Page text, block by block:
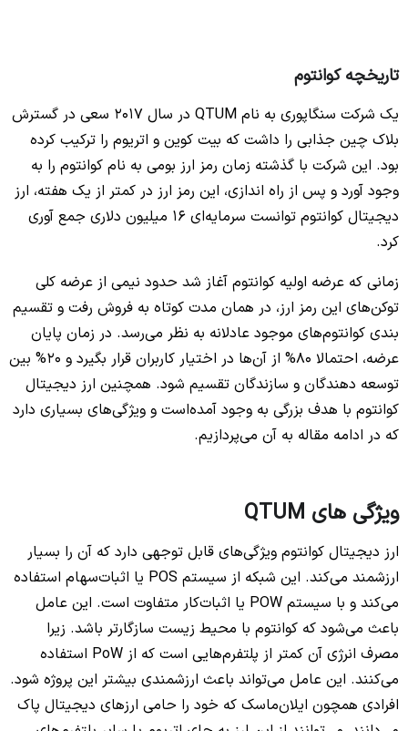
تاریخچه کوانتوم
یک شرکت سنگاپوری به نام QTUM در سال 2017 سعی در گسترش
بلاک چین جذابی را داشت که بیت کوین و اتریوم را ترکیب کرده
بود. این شرکت با گذشته زمان رمز ارز بومی به نام کوانتوم را به
وجود آورد و پس از راه اندازی، این رمز ارز در کمتر از یک هفته، ارز
دیجیتال کوانتوم توانست سرمایه‌ای 16 میلیون دلاری جمع آوری
کرد.
زمانی که عرضه اولیه کوانتوم آغاز شد حدود نیمی از عرضه کلی
توکن‌های این رمز ارز، در همان مدت کوتاه به فروش رفت و تقسیم
بندی کوانتوم‌های موجود عادلانه به نظر می‌رسد. در زمان پایان
عرضه، احتمالا 80% از آن‌ها در اختیار کاربران قرار بگیرد و 20% بین
توسعه دهندگان و سازندگان تقسیم شود. همچنین ارز دیجیتال
کوانتوم با هدف بزرگی به وجود آمده‌است و ویژگی‌های بسیاری دارد
که در ادامه مقاله به آن می‌پردازیم.
ویژگی های QTUM
ارز دیجیتال کوانتوم ویژگی‌های قابل توجهی دارد که آن را بسیار
ارزشمند می‌کند. این شبکه از سیستم POS یا اثبات‌سهام استفاده
می‌کند و با سیستم POW یا اثبات‌کار متفاوت است. این عامل
باعث می‌شود که کوانتوم با محیط زیست سازگارتر باشد. زیرا
مصرف انرژی آن کمتر از پلتفرم‌هایی است که از PoW استفاده
می‌کنند. این عامل می‌تواند باعث ارزشمندی بیشتر این پروژه شود.
افرادی همچون ایلان‌ماسک که خود را حامی ارزهای دیجیتال پاک